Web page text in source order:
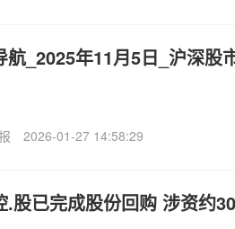
航_2025年11月5日_沪深股
2026-01-27 14:58:29
.股已完成股份回购 涉资约